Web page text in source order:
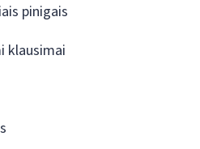
pinigais
klausimai